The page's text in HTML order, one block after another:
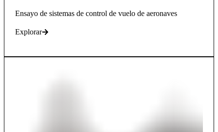
Ensayo de sistemas de control de vuelo de aeronaves
Explorar